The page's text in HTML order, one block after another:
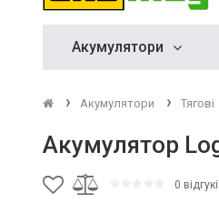
Акумулятори
Акумулятори Тягові
Акумулятор
0